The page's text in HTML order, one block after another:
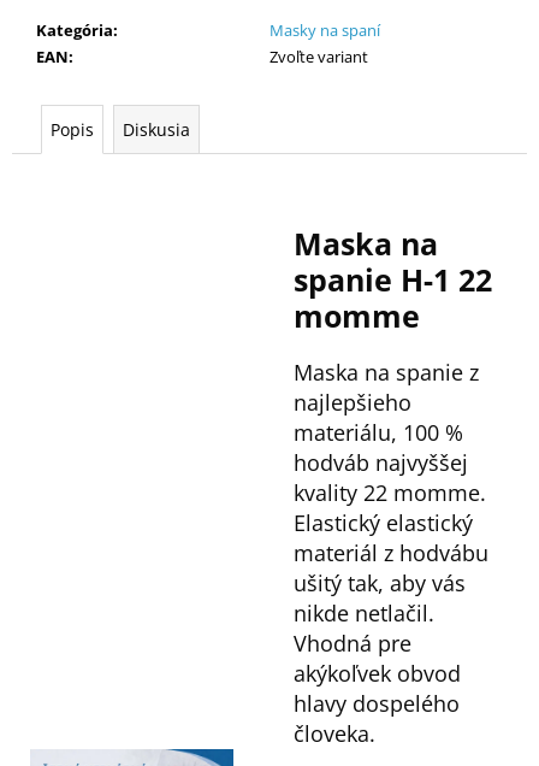
Kategória:
Masky na spaní
EAN: Zvoľte variant
Popis Diskusia
Maska na
spanie H-1 22
momme
Maska na spanie z
najlepšieho
materiálu, 100 %
hodváb najvyššej
kvality 22 momme.
Elastický elastický
materiál z hodvábu
ušitý tak, aby vás
nikde netlačil.
Vhodná pre
akýkoľvek obvod
hlavy dospelého
človeka.